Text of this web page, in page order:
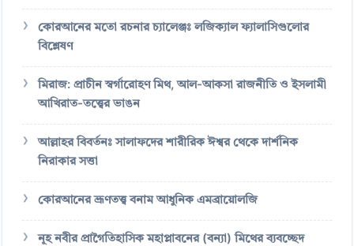
কোরআনের মতো রচনার চ্যালেঞ্জঃ লজিক্যাল ফ্যালাসিগুলোর
বিশ্লেষণ
মিরাজ: প্রাচীন স্বর্গারোহণ মিথ, আল-আকসা রাজনীতি ও ইসলামী
আখিরাত-তত্ত্বের ভাঙন
আল্লাহর বিবর্তনঃ সালাফদের শারীরিক ঈশ্বর থেকে দার্শনিক
নিরাকার সত্তা
কোরআনের ভ্রূণতত্ত্ব বনাম আধুনিক এমব্রায়োলজি
নূহ নবীর প্রাগৈতিহাসিক মহাপ্লাবনের (বন্যা) মিথের ব্যবচ্ছেদ